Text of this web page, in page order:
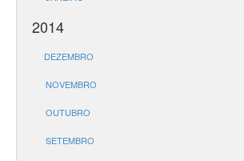
2014
DEZEMBRO
NOVEMBRO
OUTUBRO
SETEMBRO